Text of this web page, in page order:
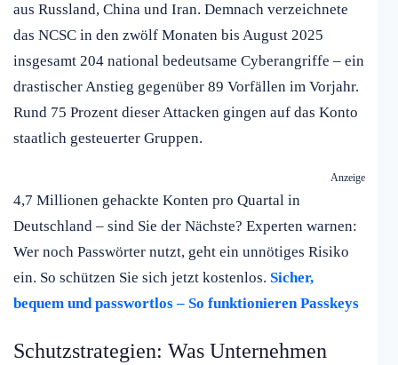
aus Russland, China und Iran. Demnach verzeichnete
das NCSC in den zwölf Monaten bis August 2025
insgesamt 204 national bedeutsame Cyberangriffe – ein
drastischer Anstieg gegenüber 89 Vorfällen im Vorjahr.
Rund 75 Prozent dieser Attacken gingen auf das Konto
staatlich gesteuerter Gruppen.
Anzeige
4,7 Millionen gehackte Konten pro Quartal in
Deutschland – sind Sie der Nächste? Experten warnen:
Wer noch Passwörter nutzt, geht ein unnötiges Risiko
ein. So schützen Sie sich jetzt kostenlos. Sicher,
bequem und passwortlos – So funktionieren Passkeys
Schutzstrategien: Was Unternehmen